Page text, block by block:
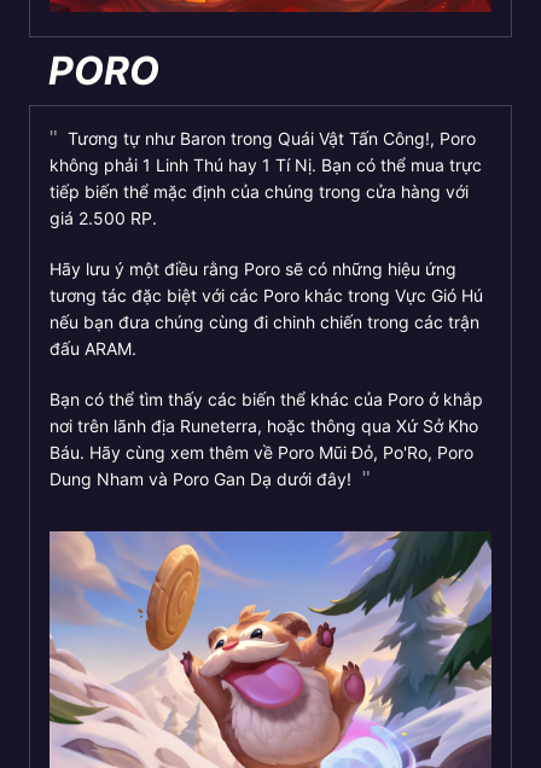
PORO
Tương tự như Baron trong Quái Vật Tấn Công!, Poro
không phải 1 Linh Thú hay 1 Tí Nị. Bạn có thể mua trực
tiếp biến thể mặc định của chúng trong cửa hàng với
giá 2.500 RP.
Hãy lưu ý một điều rằng Poro sẽ có những hiệu ứng
tương tác đặc biệt với các Poro khác trong Vực Gió Hú
nếu bạn đưa chúng cùng đi chinh chiến trong các trận
đấu ARAM.
Bạn có thể tìm thấy các biến thể khác của Poro ở khắp
nơi trên lãnh địa Runeterra, hoặc thông qua Xứ Sở Kho
Báu. Hãy cùng xem thêm về Poro Mũi Đỏ, Po'Ro, Poro
Dung Nham và Poro Gan Dạ dưới đây!